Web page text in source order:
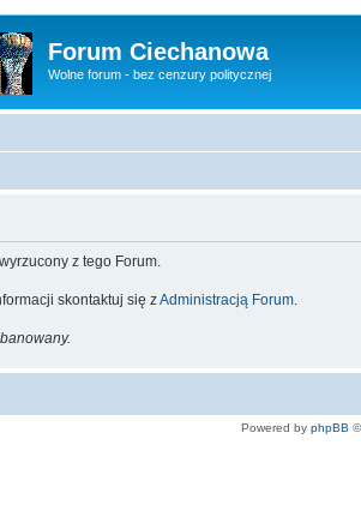
Forum Ciechanowa
Wolne forum - bez cenzury politycznej
wyrzucony z tego Forum.
skontaktuj się zAdministracją Forum
Powered by phpBB